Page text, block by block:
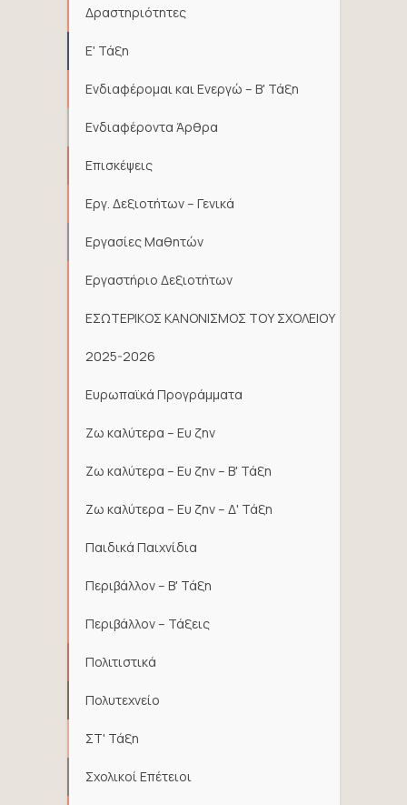
Δραστηριότητες
Ε' Τάξη
Ενδιαφέρομαι και Ενεργώ – Β' Τάξη
Ενδιαφέροντα Άρθρα
Επισκέψεις
Εργ. Δεξιοτήτων – Γενικά
Εργασίες Μαθητών
Εργαστήριο Δεξιοτήτων
ΕΣΩΤΕΡΙΚΟΣ ΚΑΝΟΝΙΣΜΟΣ ΤΟΥ ΣΧΟΛΕΙΟΥ
2025-2026
Ευρωπαϊκά Προγράμματα
Ζω καλύτερα – Ευ ζην
Ζω καλύτερα – Ευ ζην – Β' Τάξη
Ζω καλύτερα – Ευ ζην – Δ' Τάξη
Παιδικά Παιχνίδια
Περιβάλλον – Β' Τάξη
Περιβάλλον – Τάξεις
Πολιτιστικά
Πολυτεχνείο
ΣΤ' Τάξη
Σχολικοί Επέτειοι